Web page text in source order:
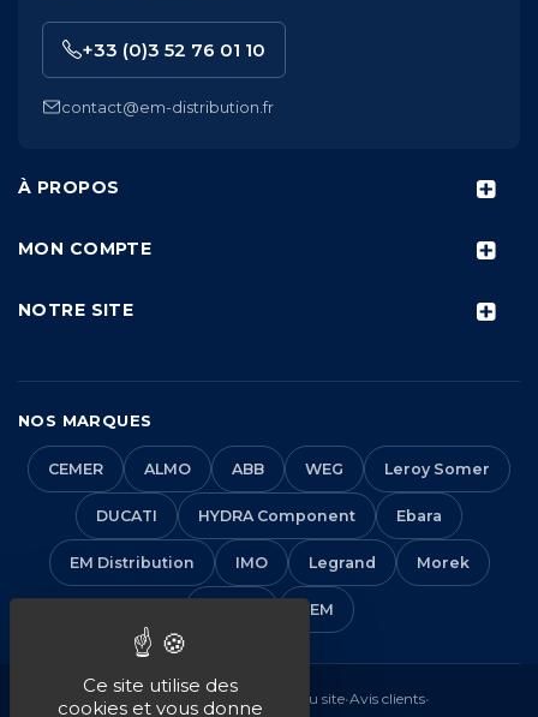
À PROPOS
MON COMPTE
NOTRE SITE
+33 (0)3 52 76 01 10
contact@em-distribution.fr
NOS MARQUES
CEMER ALMO ABB WEG Leroy Somer
DUCATI HYDRA Component Ebara
EM Distribution IMO Legrand Morek
VEM
Mentions légales•CGV Plan du site•Avis clients•
Ce site utilise des
cookies et vous donne